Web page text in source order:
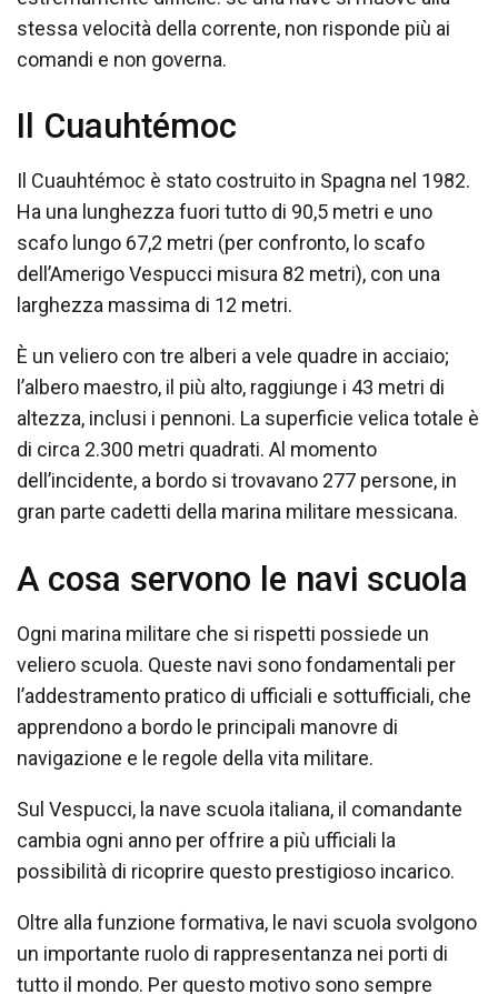
stessa velocità della corrente, non risponde più ai
comandi e non governa.
Il Cuauhtémoc
Il Cuauhtémoc è stato costruito in Spagna nel 1982.
Ha una lunghezza fuori tutto di 90,5 metri e uno
scafo lungo 67,2 metri (per confronto, lo scafo
dell’Amerigo Vespucci misura 82 metri), con una
larghezza massima di 12 metri.
È un veliero con tre alberi a vele quadre in acciaio;
l’albero maestro, il più alto, raggiunge i 43 metri di
altezza, inclusi i pennoni. La superficie velica totale è
di circa 2.300 metri quadrati. Al momento
dell’incidente, a bordo si trovavano 277 persone, in
gran parte cadetti della marina militare messicana.
A cosa servono le navi scuola
Ogni marina militare che si rispetti possiede un
veliero scuola. Queste navi sono fondamentali per
l’addestramento pratico di ufficiali e sottufficiali, che
apprendono a bordo le principali manovre di
navigazione e le regole della vita militare.
Sul Vespucci, la nave scuola italiana, il comandante
cambia ogni anno per offrire a più ufficiali la
possibilità di ricoprire questo prestigioso incarico.
Oltre alla funzione formativa, le navi scuola svolgono
un importante ruolo di rappresentanza nei porti di
tutto il mondo. Per questo motivo sono sempre